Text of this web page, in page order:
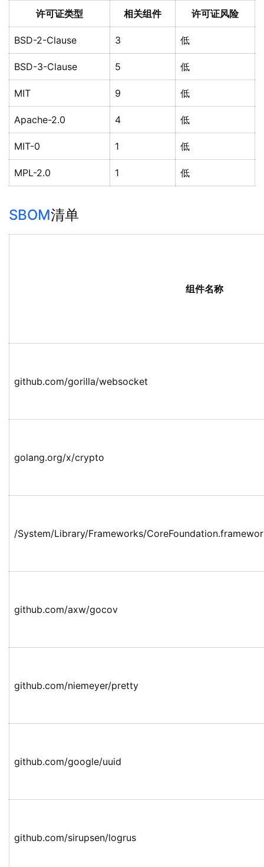
许可证类型 相关组件 许可证风险
BSD-2-Clause 3 低
BSD-3-Clause 5 低
MIT 9 低
Apache-2.0 4 低
MIT-0 1 低
MPL-2.0 1 低
SBOM清单
组件名称
github.com/gorilla/websocket
golang.org/x/crypto
/System/Library/Frameworks/
github.com/axw/gocov
github.com/niemeyer/pretty
github.com/google/uuid
github.com/sirupsen/logrus